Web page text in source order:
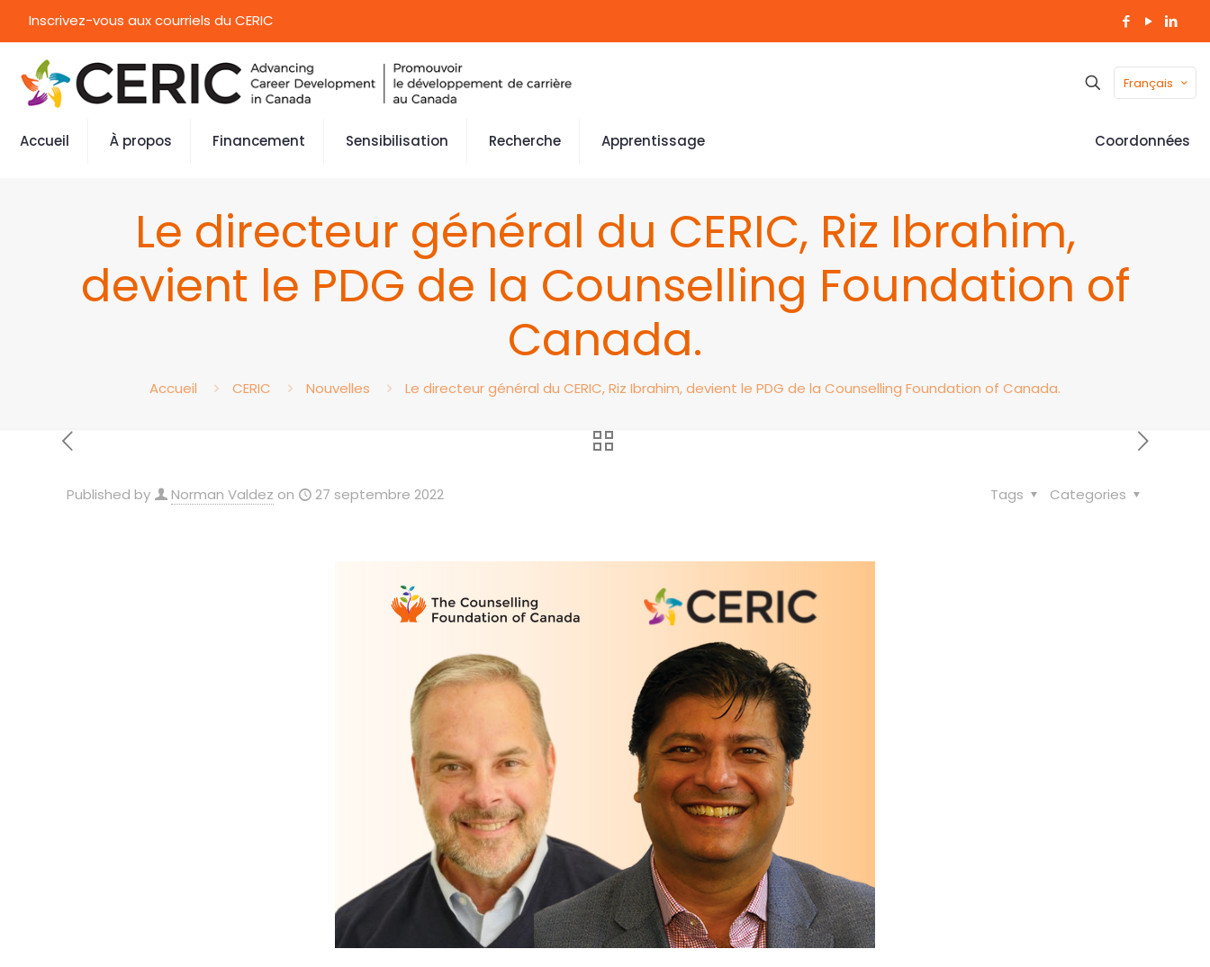
Inscrivez-vous aux courriels du CERIC
Français
Accueil À propos Financement Sensibilisation Recherche Apprentissage Coordonnées
Le directeur général du CERIC, Riz Ibrahim,
devient le PDG de la Counselling Foundation of
Canada.
Accueil CERIC Nouvelles Le directeur général du CERIC, Riz Ibrahim, devient le PDG de la Counselling Foundation of Canada.
Published by Norman Valdez on 27 septembre 2022 Categories
Tags